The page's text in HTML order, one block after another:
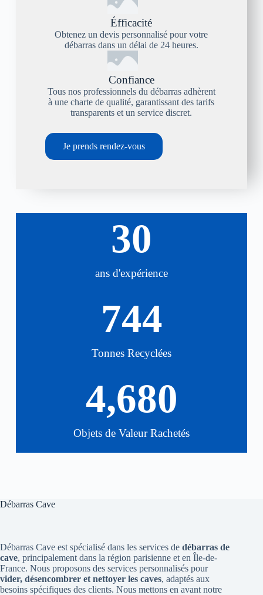
Éfficacité
Obtenez un devis personnalisé pour votre
débarras dans un délai de 24 heures.
Confiance
Tous nos professionnels du débarras adhèrent
à une charte de qualité, garantissant des tarifs
transparents et un service discret.
Je prends rendez-vous
ans d'expérience
30
Tonnes Recyclées
744
Objets de Valeur Rachetés
4,680
Débarras Cave
Débarras Cave est spécialisé dans les services de débarras de
cave, principalement dans la région parisienne et en Île-de-
France. Nous proposons des services personnalisés pour
vider, désencombrer et nettoyer les caves, adaptés aux
besoins spécifiques des clients. Nous mettons en avant notre